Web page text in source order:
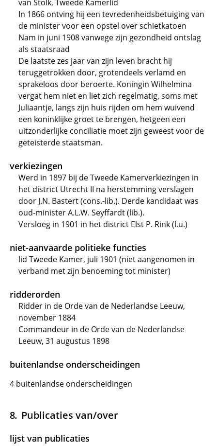
van Stolk, Tweede Kamerlid
In 1866 ontving hij een tevredenheidsbetuiging van
de minister voor een opstel over schietkatoen
Nam in juni 1908 vanwege zijn gezondheid ontslag
als staatsraad
De laatste zes jaar van zijn leven bracht hij
teruggetrokken door, grotendeels verlamd en
sprakeloos door beroerte. Koningin Wilhelmina
vergat hem niet en liet zich regelmatig, soms met
Juliaantje, langs zijn huis rijden om hem wuivend
een koninklijke groet te brengen, hetgeen een
uitzonderlijke conciliatie moet zijn geweest voor de
geteisterde staatsman.
verkiezingen
Werd in 1897 bij de Tweede Kamerverkiezingen in
het district Utrecht II na herstemming verslagen
door J.N. Bastert (cons.-lib.). Derde kandidaat was
oud-minister A.L.W. Seyffardt (lib.).
Versloeg in 1901 in het district Elst P. Rink (l.u.)
niet-aanvaarde politieke functies
lid Tweede Kamer, juli 1901 (niet aangenomen in
verband met zijn benoeming tot minister)
ridderorden
Ridder in de Orde van de Nederlandse Leeuw,
november 1884
Commandeur in de Orde van de Nederlandse
Leeuw, 31 augustus 1898
buitenlandse onderscheidingen
4 buitenlandse onderscheidingen
Publicaties van/over
lijst van publicaties